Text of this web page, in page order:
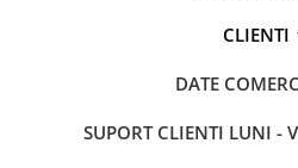
CLIENTI
DATE
SUPORT CLIENTI LUNI -